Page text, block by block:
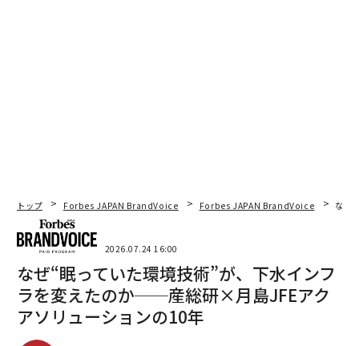
トップ Forbes JAPAN BrandVoice Forbes JAPAN BrandVoice なぜ
2026.07.24 16:00
なぜ“眠っていた環境技術”が、下水インフ
ラを変えたのか──産総研×月島JFEアク
アソリューションの10年